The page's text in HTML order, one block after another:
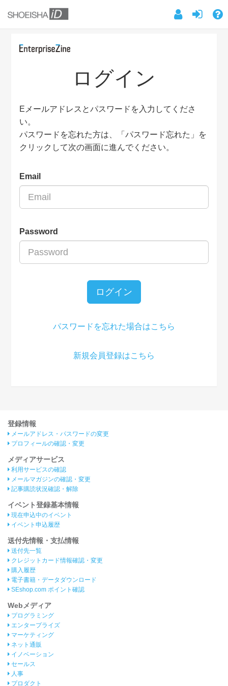
ログイン
Eメールアドレスとパスワードを入力してくださ
い。
パスワードを忘れた方は、「パスワード忘れた」を
クリックして次の画面に進んでください。
Email
Password
ログイン
パスワードを忘れた場合はこちら
新規会員登録はこちら
登録情報
メールアドレス・パスワードの変更
プロフィールの確認・変更
メディアサービス
利用サービスの確認
メールマガジンの確認・変更
記事購読状況確認・解除
イベント登録基本情報
現在申込中のイベント
イベント申込履歴
送付先情報・支払情報
送付先一覧
クレジットカード情報確認・変更
購入履歴
電子書籍・データダウンロード
SEshop.com ポイント確認
Webメディア
プログラミング
エンタープライズ
マーケティング
ネット通販
イノベーション
セールス
人事
プロダクト